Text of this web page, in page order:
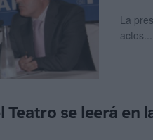
La
actos...
Teatro se leerá en